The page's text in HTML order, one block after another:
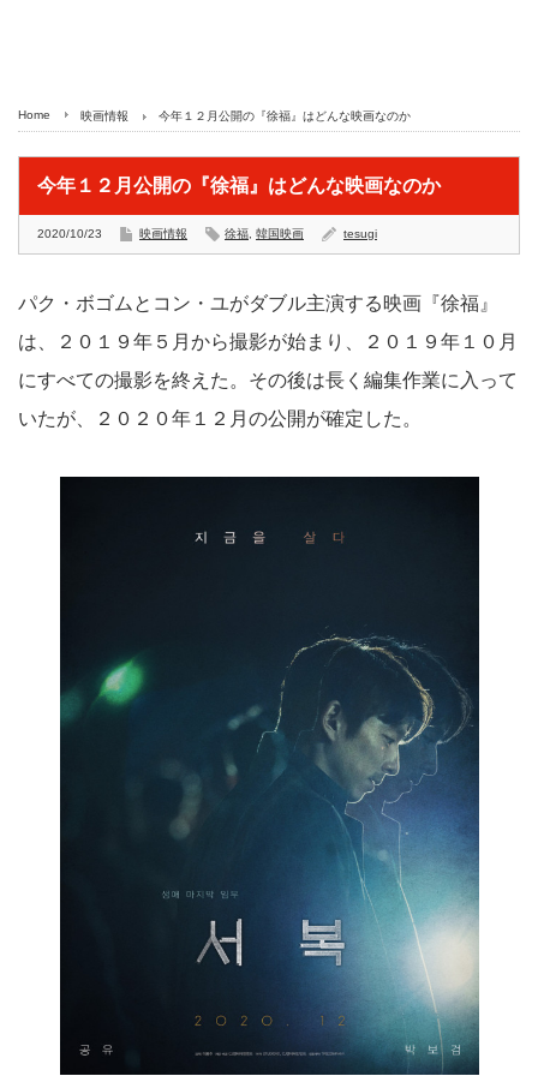
Home 映画情報 今年１２月公開の『徐福』はどんな映画なのか
今年１２月公開の『徐福』はどんな映画なのか
2020/10/23 映画情報 徐福 韓国映画 tesugi
パク・ボゴムとコン・ユがダブル主演する映画『徐福』
は、２０１９年５月から撮影が始まり、２０１９年１０月
にすべての撮影を終えた。その後は長く編集作業に入って
いたが、２０２０年１２月の公開が確定した。